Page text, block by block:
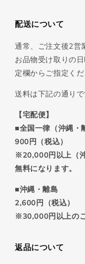
配送について
通常、ご注文後2営
お品物受け取りの
定欄からご指定くだ
送料は下記の通りで
【宅配便】
■全国一律（沖縄・
900円（税込）
※20,000円以上（
無料になります。
■沖縄・離島
2,600円（税込）
※30,000円以上の
返品について